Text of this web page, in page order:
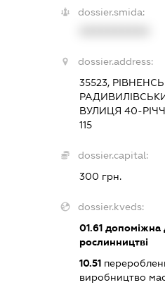
dossier.smida:
dossier.address:
35523,
ВУЛИЦЯ 40-
115
dossier.capital:
300 грн.
dossier.kveds:
01.61 допоміжна
рослинництві
10.51
виробництво